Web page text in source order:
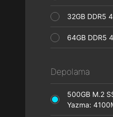
32GB DDR5
64GB DDR5
Depolama
500GB M.2
Yazma: